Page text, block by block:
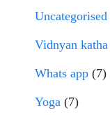
Uncategorised
Vidnyan katha
Whats app (7)
Yoga (7)